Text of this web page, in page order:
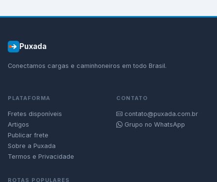
Puxada
Conectamos cargas e caminhoneiros em todo Brasil.
PLATAFORMA
Fretes disponíveis
Artigos
Publicar frete
Sobre a Puxada
Termos e Privacidade
CONTATO
contato@puxada.com.br
Grupo no WhatsApp
ROTAS POPULARES